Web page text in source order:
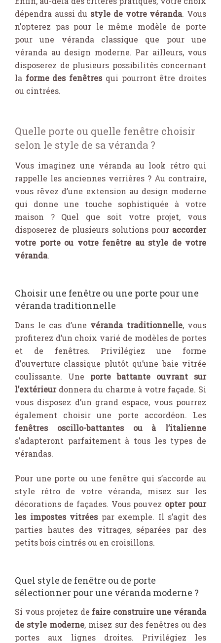
dépendra aussi du style de votre véranda. Vous
n’opterez pas pour le même modèle de porte
pour une véranda classique que pour une
véranda au design moderne. Par ailleurs, vous
disposerez de plusieurs possibilités concernant
la forme des fenêtres qui pourront être droites
ou cintrées.
Quelle porte ou quelle fenêtre choisir
selon le style de sa véranda ?
Vous imaginez une véranda au look rétro qui
rappelle les anciennes verrières ? Au contraire,
vous rêvez d’une extension au design moderne
qui donne une touche sophistiquée à votre
maison ? Quel que soit votre projet, vous
disposerez de plusieurs solutions pour accorder
votre porte ou votre fenêtre au style de votre
véranda.
Choisir une fenêtre ou une porte pour une
véranda traditionnelle
Dans le cas d’une véranda traditionnelle, vous
profiterez d’un choix varié de modèles de portes
et de fenêtres. Privilégiez une forme
d’ouverture classique plutôt qu’une baie vitrée
coulissante. Une porte battante ouvrant sur
l’extérieurdonnera du charme à votre façade. Si
vous disposez d’un grand espace, vous pourrez
également choisir une porte accordéon. Les
fenêtres oscillo-battantes ou à l’italienne
s’adapteront parfaitement à tous les types de
vérandas.
Pour une porte ou une fenêtre qui s’accorde au
style rétro de votre véranda, misez sur les
décorations de façades. Vous pouvez opter pour
les impostes vitrées par exemple. Il s’agit des
parties hautes des vitrages, séparées par des
petits bois cintrés ou en croisillons.
Quel style de fenêtre ou de porte
sélectionner pour une véranda moderne ?
Si vous projetez de faire construire une véranda
de style moderne, misez sur des fenêtres ou des
portes aux lignes droites. Privilégiez les